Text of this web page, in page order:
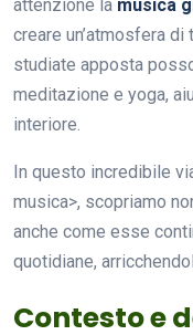
attenzione la musica
creare un’atmosfera
studiate apposta
meditazione e yoga,
interiore.
In questo incredibile
musica>, scopriamo
anche come esse
quotidiane,
Contesto e